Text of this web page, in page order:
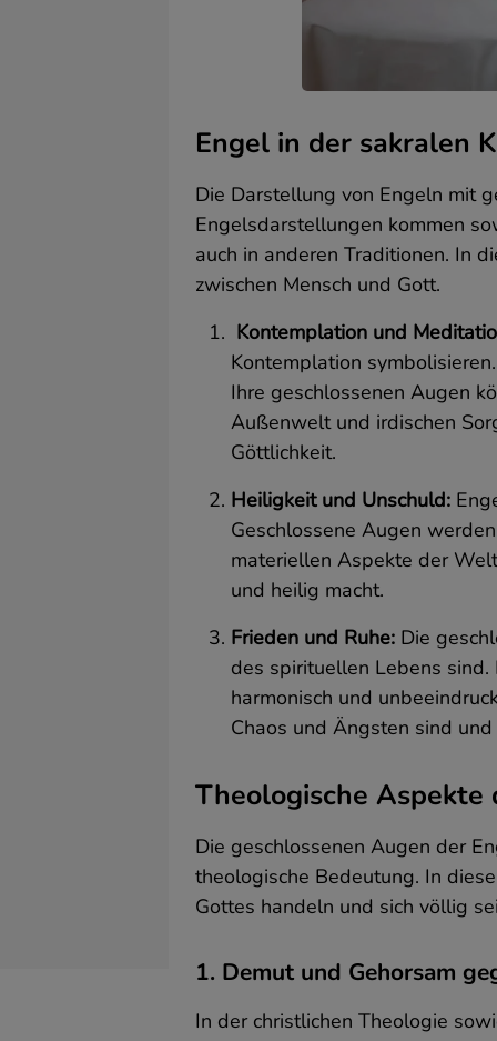
Engel in der sakralen
Die Darstellung von Engeln mit
Engelsdarstellungen kommen
auch in anderen Traditionen. In
zwischen Mensch und Gott.
Kontemplation und
Kontemplation
Ihre geschlossenen Augen
Außenwelt und irdischen
Göttlichkeit.
Heiligkeit und Unschuld:
Geschlossene Augen
materiellen Aspekte der
und heilig macht.
Frieden und Ruhe: Die
des spirituellen Lebens
harmonisch und
Chaos und Ängsten sind
Theologische Aspekte
Die geschlossenen Augen der
theologische Bedeutung. In
Gottes handeln und sich völlig
1. Demut und Gehorsam
In der christlichen Theologie